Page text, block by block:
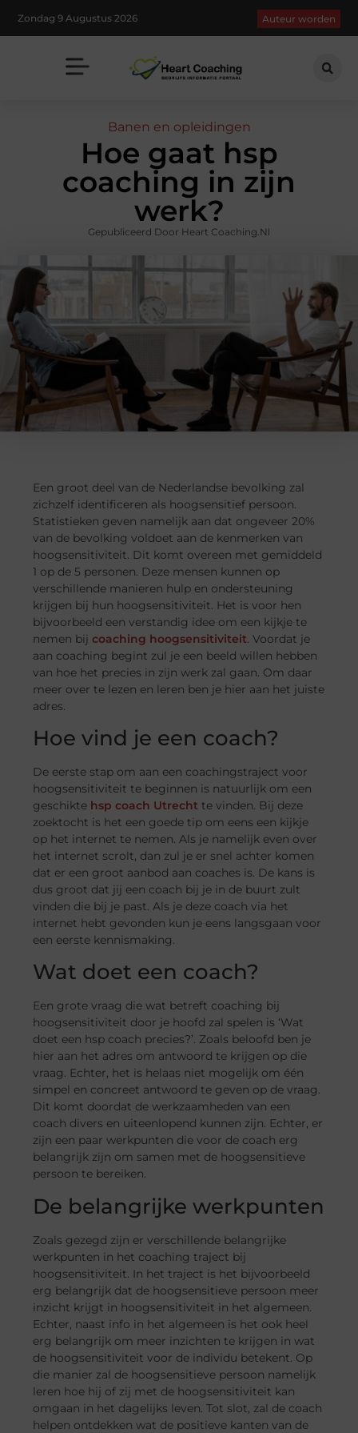
Zondag 9 Augustus 2026 Auteur worden
Banen en opleidingen
Hoe gaat hsp
coaching in zijn
werk?
Gepubliceerd Door Heart Coaching.nl
Een groot deel van de Nederlandse bevolking zal
zichzelf identificeren als hoogsensitief persoon.
Statistieken geven namelijk aan dat ongeveer 20%
van de bevolking voldoet aan de kenmerken van
hoogsensitiviteit. Dit komt overeen met gemiddeld
1 op de 5 personen. Deze mensen kunnen op
verschillende manieren hulp en ondersteuning
krijgen bij hun hoogsensitiviteit. Het is voor hen
bijvoorbeeld een verstandig idee om een kijkje te
nemen bijcoaching hoogsensitiviteit. Voordat je
aan coaching begint zul je een beeld willen hebben
van hoe het precies in zijn werk zal gaan. Om daar
meer over te lezen en leren ben je hier aan het juiste
adres.
Hoe vind je een coach?
De eerste stap om aan een coachingstraject voor
hoogsensitiviteit te beginnen is natuurlijk om een
geschikte hsp coach Utrecht te vinden. Bij deze
zoektocht is het een goede tip om eens een kijkje
op het internet te nemen. Als je namelijk even over
het internet scrolt, dan zul je er snel achter komen
dat er een groot aanbod aan coaches is. De kans is
dus groot dat jij een coach bij je in de buurt zult
vinden die bij je past. Als je deze coach via het
internet hebt gevonden kun je eens langsgaan voor
een eerste kennismaking.
Wat doet een coach?
Een grote vraag die wat betreft coaching bij
hoogsensitiviteit door je hoofd zal spelen is ‘Wat
doet een hsp coach precies?’. Zoals beloofd ben je
hier aan het adres om antwoord te krijgen op die
vraag. Echter, het is helaas niet mogelijk om één
simpel en concreet antwoord te geven op de vraag.
Dit komt doordat de werkzaamheden van een
coach divers en uiteenlopend kunnen zijn. Echter, er
zijn een paar werkpunten die voor de coach erg
belangrijk zijn om samen met de hoogsensitieve
persoon te bereiken.
De belangrijke werkpunten
Zoals gezegd zijn er verschillende belangrijke
werkpunten in het coaching traject bij
hoogsensitiviteit. In het traject is het bijvoorbeeld
erg belangrijk dat de hoogsensitieve persoon meer
inzicht krijgt in hoogsensitiviteit in het algemeen.
Echter, naast info in het algemeen is het ook heel
erg belangrijk om meer inzichten te krijgen in wat
de hoogsensitiviteit voor de individu betekent. Op
die manier zal de hoogsensitieve persoon namelijk
leren hoe hij of zij met de hoogsensitiviteit kan
omgaan in het dagelijks leven. Tot slot, zal de coach
helpen ontdekken wat de positieve kanten van de